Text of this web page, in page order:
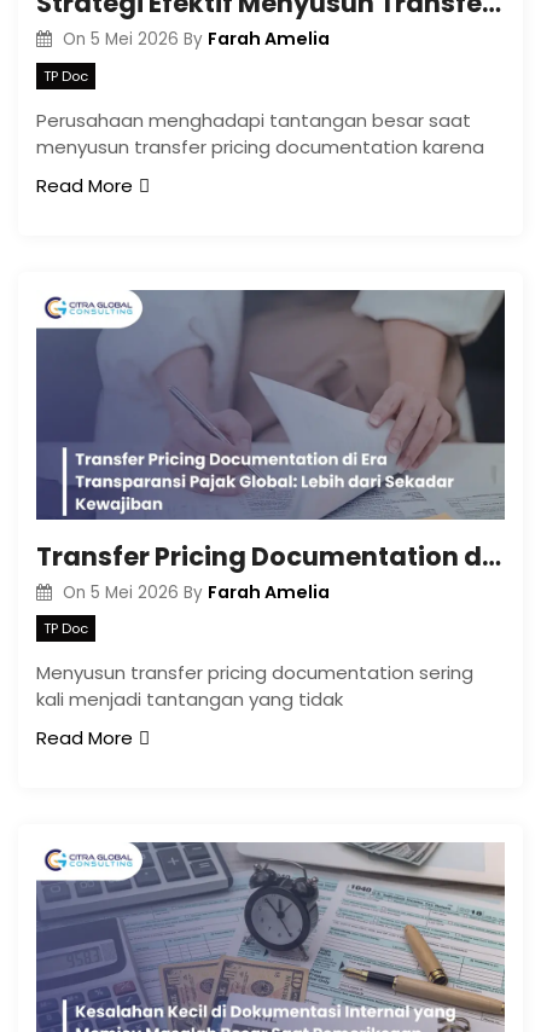
On 5 Mei 2026 By Farah Amelia
TP Doc
Perusahaan menghadapi tantangan besar saat
menyusun transfer pricing documentation karena
Read More
Transfer Pricing Documentation di Era Transparansi Pajak Global: Lebih dari Sekadar Kewajiban
On 5 Mei 2026 By Farah Amelia
TP Doc
Menyusun transfer pricing documentation sering
kali menjadi tantangan yang tidak
Read More